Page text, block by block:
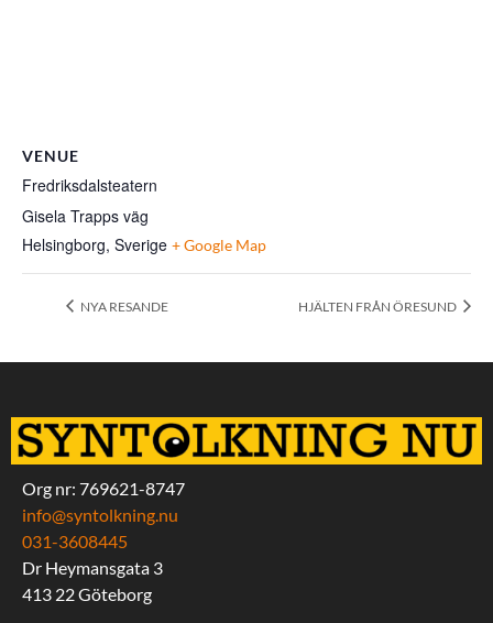
VENUE
Fredriksdalsteatern
Gisela Trapps väg
Helsingborg, Sverige + Google Map
NYA RESANDE HJÄLTEN FRÅN ÖRESUND
Org nr: 769621-8747
info@syntolkning.nu
031-3608445
Dr Heymansgata 3
413 22 Göteborg